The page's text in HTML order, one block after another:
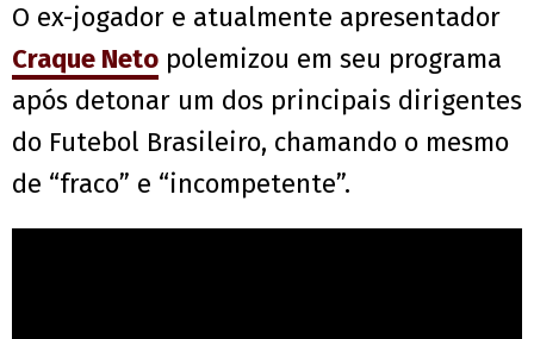
O ex-jogador e atualmente apresentador
Craque Neto polemizou em seu programa
após detonar um dos principais dirigentes
do Futebol Brasileiro, chamando o mesmo
de “fraco” e “incompetente”.